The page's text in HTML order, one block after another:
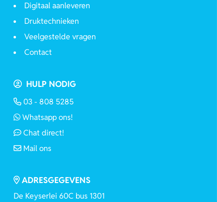
Digitaal aanleveren
Druktechnieken
Veelgestelde vragen
Contact
HULP NODIG
03 - 808 5285
Whatsapp ons!
Chat direct!
Mail ons
ADRESGEGEVENS
De Keyserlei 60C bus 1301